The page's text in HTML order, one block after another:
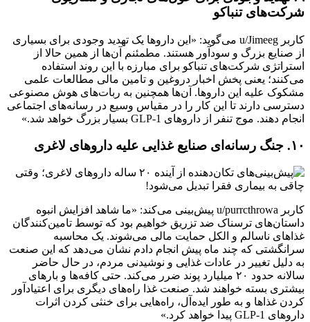
شرکت‌های تنباکو
کاربر u/Jimeeg می‌گوید: «این داروها یک تهدید وجودی برای بسیاری
از صنایع بزرگ و سودآور هستند. مطمئنم آن‌ها از همین حالا از
استراتژی شرکت‌های تنباکو برای مبارزه با این روند استفاده
می‌کنند؛ یعنی پخش اخبار دروغین و تامین مالی مطالعات علمی
مشکوک علیه این داروها. آن‌ها همچنین به ربات‌های هوش مصنوعی
دسترسی دارند تا این کار را در مقیاس وسیع در رسانه‌های اجتماعی
انجام دهند. موج تنفر از داروهای GLP-1 بسیار بزرگ خواهد شد.»
۱۰. جنگ رسانه‌ای صنایع غذایی علیه داروهای لاغری
کاربر u/purrcthrowa پیش‌بینی می‌کند: «ما شاهد افزایش انبوه
داستان‌های ترسناک ضد تزریق خواهیم بود که توسط تامین‌کنندگان
غذاهای ناسالم و الکل حمایت مالی می‌شوند. یک محاسبه
سرانگشتی که چند ماه پیش انجام دادم نشان می‌دهد که این صنعت
به دلیل تغییر در عادات غذایی و نوشیدنی مردم، در حال حاضر
سالانه حدود ۲۰ میلیارد پوند ضرر می‌کند. حتی کافه‌ها و بارهای
بیشتری بسته خواهند شد. صنعت غذا راه‌های دیگری برای اعتیادآور
کردن غذاها و به طور ایده‌آل، راه‌هایی برای خنثی کردن اثرات
داروهای GLP-1 پیدا خواهد کرد.»